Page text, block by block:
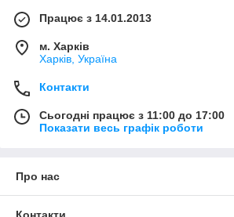
Працює з 14.01.2013
м. Харків
Харків, Україна
Контакти
Сьогодні працює з 11:00 до 17:00
Показати весь графік роботи
Про нас